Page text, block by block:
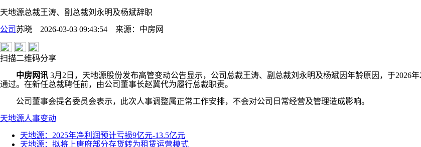
天地源总裁王涛、副总裁刘永明及杨斌辞职
公司 苏晓 2026-03-03 09:43:54 来源： 中房网
扫描二维码分享
中房网讯 3月2日，天地源股份发布高管变动公告显示，公司总裁王涛、副总裁刘永明及杨斌因年龄原因，于2026
通过。在新任总裁聘任前，由公司董事长赵冀代为履行总裁职责。
公司董事会提名委员会表示，此次人事调整属正常工作安排，不会对公司日常经营及管理造成影响。
天地源人事变动
天地源：2025年净利润预计亏损9亿元-13.5亿元
天地源：拟将上唐府部分存货转为租赁运营模式